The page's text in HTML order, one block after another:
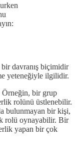
davranış biçimidir
yeteneğiyle ilgilidir.
Örneğin, bir grup
rolünü üstlenebilir.
bulunmayan bir kişi,
rolü oynayabilir. Bir
yapan bir çok